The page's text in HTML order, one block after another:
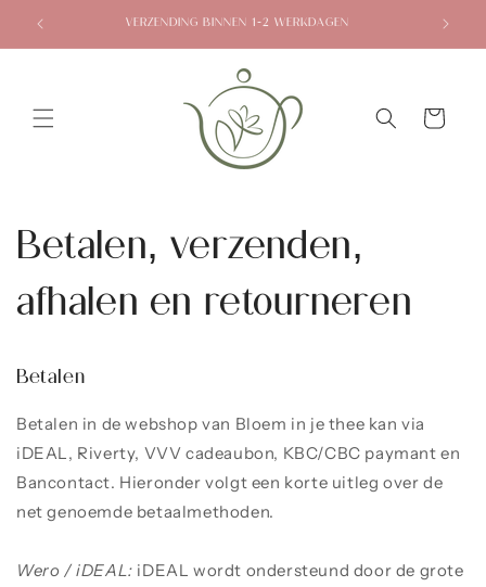
naar de
VERZENDING BINNEN 1-2 WERKDAGEN
Winkelwagen
Betalen, verzenden,
afhalen en retourneren
Betalen
Betalen in de webshop van Bloem in je thee kan via
iDEAL, Riverty, VVV cadeaubon, KBC/CBC paymant en
Bancontact. Hieronder volgt een korte uitleg over de
net genoemde betaalmethoden.
Wero /iDEAL: iDEAL wordt ondersteund door de grote